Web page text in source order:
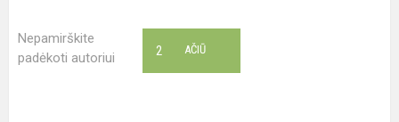
Nepamirškite
padėkoti autoriui
AČIŪ
2